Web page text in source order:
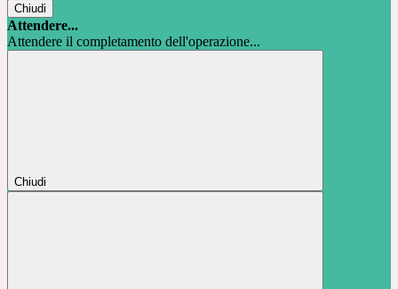
Chiudi
Attendere...
Attendere il completamento dell'operazione...
Chiudi